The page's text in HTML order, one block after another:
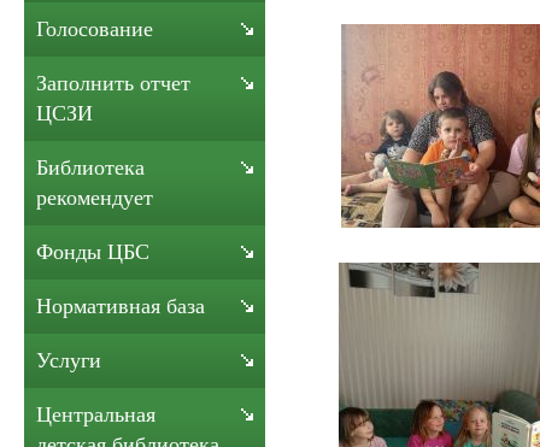
Голосование
Заполнить отчет
ЦСЗИ
Библиотека
рекомендует
Фонды ЦБС
Нормативная база
Услуги
Центральная